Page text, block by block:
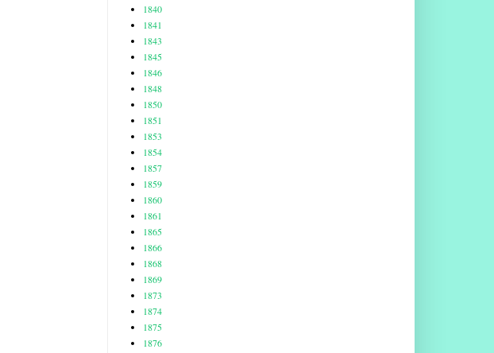
1840
1841
1843
1845
1846
1848
1850
1851
1853
1854
1857
1859
1860
1861
1865
1866
1868
1869
1873
1874
1875
1876